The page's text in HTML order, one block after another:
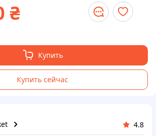
₴
Купить
Купить сейчас
4.8